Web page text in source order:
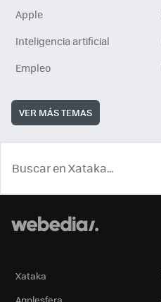
Apple
Inteligencia artificial
Empleo
VER MÁS TEMAS
Xataka